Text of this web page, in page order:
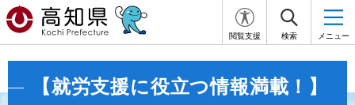
閲覧支援 検索 メニュー
【就労支援に役立つ情報満載！】